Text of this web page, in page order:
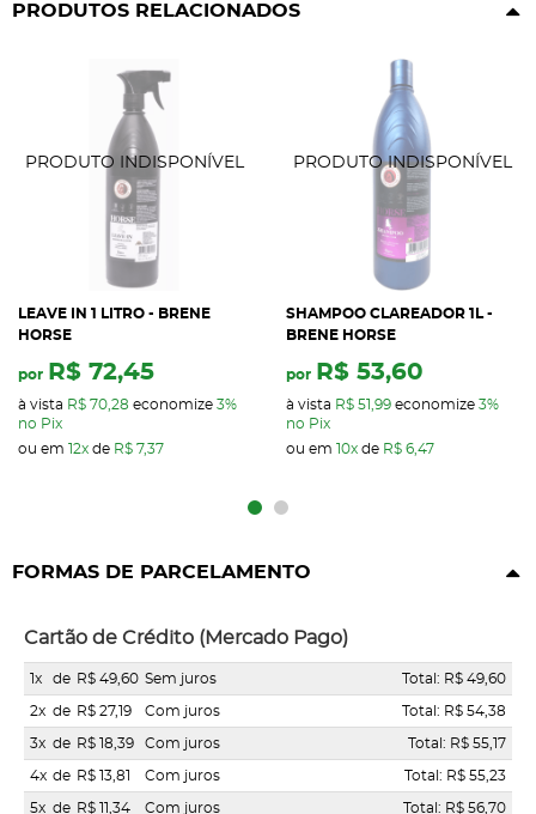
PRODUTOS RELACIONADOS
LEAVE IN 1 LITRO - BRENE
HORSE
por R$ 72,45
à vista R$ 70,28 economize 3%
no Pix
ou em
12x de R$ 7,37
SHAMPOO CLAREADOR 1L -
BRENE HORSE
por R$ 53,60
à vista R$ 51,99 economize 3%
no Pix
ou em
10x de R$ 6,47
FORMAS DE PARCELAMENTO
Cartão de Crédito (Mercado Pago)
1x de R$ 49,60 Sem juros Total: R$ 49,60
2x de R$ 27,19 Com juros Total: R$ 54,38
3x de R$ 18,39 Com juros Total: R$ 55,17
4x de R$ 13,81 Com juros Total: R$ 55,23
5x de R$ 11,34 Com juros Total: R$ 56,70